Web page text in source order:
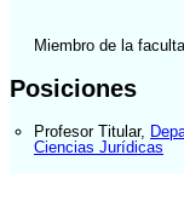
Miembro de la
Posiciones
Profesor Titular,
Ciencias Jurídicas